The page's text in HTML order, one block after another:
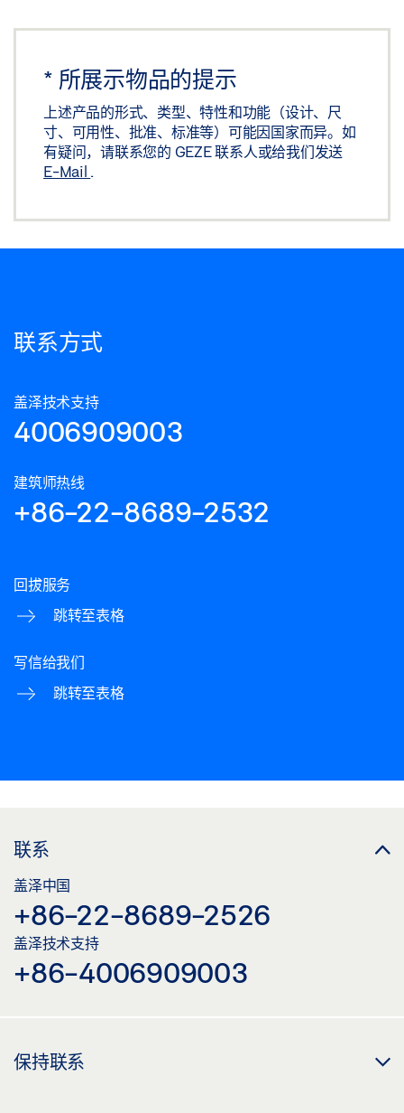
* 所展示物品的提示
上述产品的形式、类型、特性和功能（设计、尺
寸、可用性、批准、标准等）可能因国家而异。如
有疑问，请联系您的 GEZE 联系人或给我们发送
E-Mail .
联系方式
盖泽技术支持
4006909003
建筑师热线
+86-22-8689-2532
回拔服务
跳转至表格
写信给我们
跳转至表格
联系
盖泽中国
+86-22-8689-2526
盖泽技术支持
+86-4006909003
保持联系